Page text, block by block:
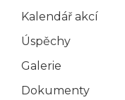
Kalendář akcí
Úspěchy
Galerie
Dokumenty